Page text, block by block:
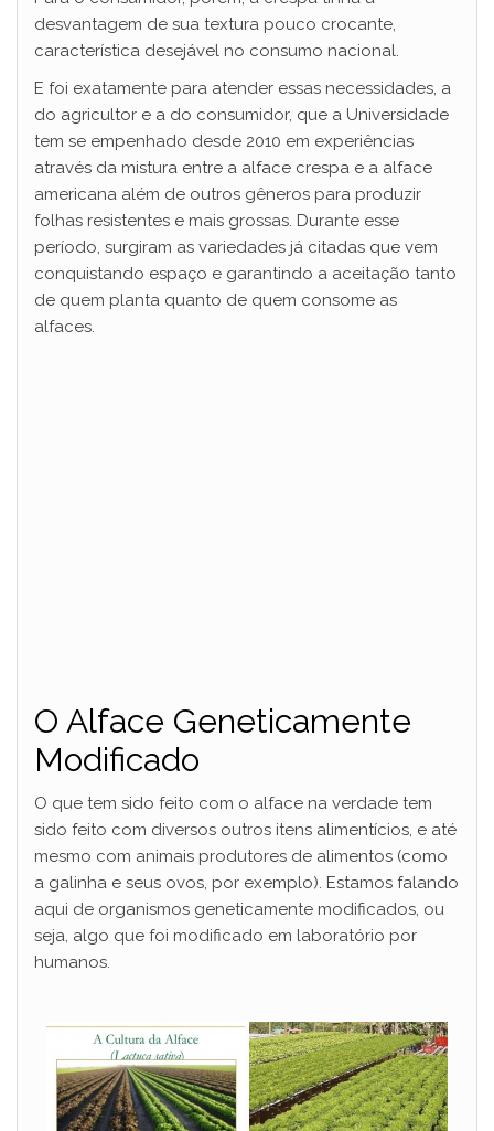
desvantagem de sua textura pouco crocante,
característica desejável no consumo nacional.
E foi exatamente para atender essas necessidades, a
do agricultor e a do consumidor, que a Universidade
tem se empenhado desde 2010 em experiências
através da mistura entre a alface crespa e a alface
americana além de outros gêneros para produzir
folhas resistentes e mais grossas. Durante esse
período, surgiram as variedades já citadas que vem
conquistando espaço e garantindo a aceitação tanto
de quem planta quanto de quem consome as
alfaces.
O Alface Geneticamente
Modificado
O que tem sido feito com o alface na verdade tem
sido feito com diversos outros itens alimentícios, e até
mesmo com animais produtores de alimentos (como
a galinha e seus ovos, por exemplo). Estamos falando
aqui de organismos geneticamente modificados, ou
seja, algo que foi modificado em laboratório por
humanos.